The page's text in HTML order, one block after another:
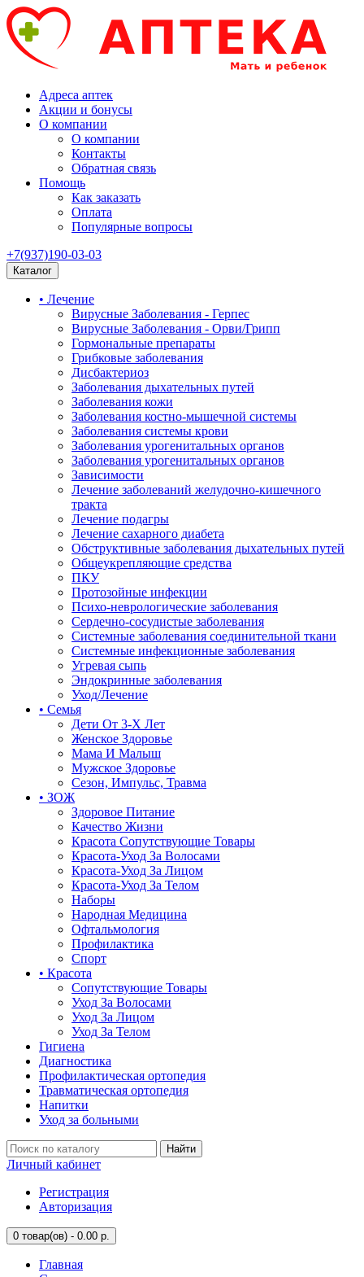
Адреса аптек
Акции и бонусы
О компании
О компании
Контакты
Обратная связь
Помощь
Как заказать
Оплата
Популярные вопросы
+7(937)190-03-03
Каталог
• Лечение
Вирусные Заболевания - Герпес
Вирусные Заболевания - Орви/Грипп
Гормональные препараты
Грибковые заболевания
Дисбактериоз
Заболевания дыхательных путей
Заболевания кожи
Заболевания костно-мышечной системы
Заболевания системы крови
Заболевания урогенитальных органов
Заболевания урогенитальных органов
Зависимости
Лечение заболеваний желудочно-кишечного
тракта
Лечение подагры
Лечение сахарного диабета
Обструктивные заболевания дыхательных путей
Общеукрепляющие средства
ПКУ
Протозойные инфекции
Психо-неврологические заболевания
Сердечно-сосудистые заболевания
Системные заболевания соединительной ткани
Системные инфекционные заболевания
Угревая сыпь
Эндокринные заболевания
Уход/Лечение
• Семья
Дети От 3-Х Лет
Женское Здоровье
Мама И Малыш
Мужское Здоровье
Сезон, Импульс, Травма
• ЗОЖ
Здоровое Питание
Качество Жизни
Красота Сопутствующие Товары
Красота-Уход За Волосами
Красота-Уход За Лицом
Красота-Уход За Телом
Наборы
Народная Медицина
Офтальмология
Профилактика
Спорт
• Красота
Сопутствующие Товары
Уход За Волосами
Уход За Лицом
Уход За Телом
Гигиена
Диагностика
Профилактическая ортопедия
Травматическая ортопедия
Напитки
Уход за больными
Найти
Личный кабинет
Регистрация
Авторизация
0 товар(ов) - 0.00 р.
Главная